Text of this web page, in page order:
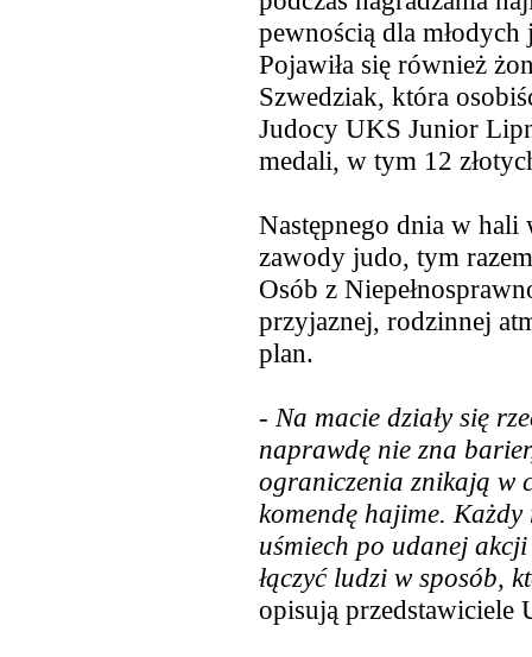
pewnością dla
Pojawiła się również
Szwedziak, która
Judocy UKS Junior
medali, w tym 12
Następnego dnia w
zawody judo, tym
Osób z
przyjaznej, rodzinnej
plan.
- Na macie działy się
naprawdę nie zna
ograniczenia znikają w
komendę hajime.
uśmiech po udanej
łączyć ludzi w sposób,
opisują przedstawiciele